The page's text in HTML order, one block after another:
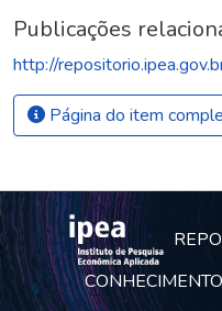
Publicações
http://
Página do item